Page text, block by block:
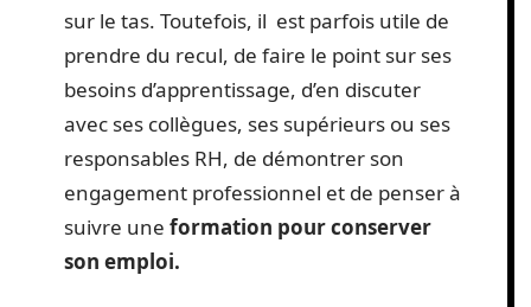
sur le tas. Toutefois, il est parfois utile de
prendre du recul, de faire le point sur ses
besoins d’apprentissage, d’en discuter
avec ses collègues, ses supérieurs ou ses
responsables RH, de démontrer son
engagement professionnel et de penser à
suivre une formation pour conserver
son emploi.